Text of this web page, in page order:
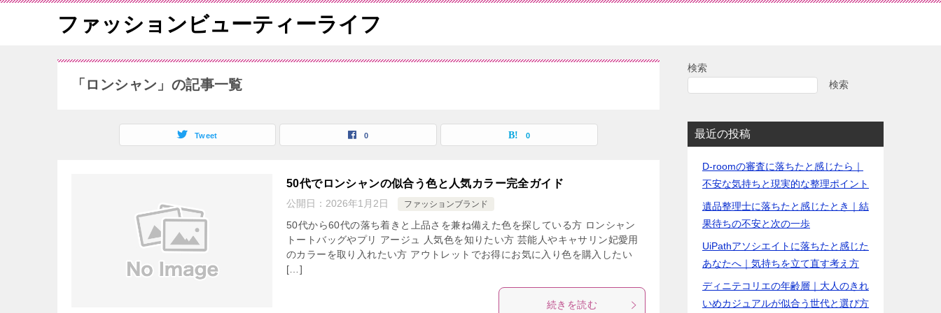
ファッションビューティーライフ
「ロンシャン」の記事一覧
Tweet 0 0
50代でロンシャンの似合う色と人気カラー完全ガイド
公開日： 2026年1月2日 ファッションブランド
50代から60代の落ち着きと上品さを兼ね備えた色を探している方 ロンシャン
トートバッグやプリ アージュ 人気色を知りたい方 芸能人やキャサリン妃愛用
のカラーを取り入れたい方 アウトレットでお得にお気に入り色を購入したい
[…]
続きを読む
検索
検索
最近の投稿
D-roomの審査に落ちたと感じたら｜
不安な気持ちと現実的な整理ポイント
遺品整理士に落ちたと感じたとき｜結
果待ちの不安と次の一歩
UiPathアソシエイトに落ちたと感じた
あなたへ｜気持ちを立て直す考え方
ディニテコリエの年齢層｜大人のきれ
いめカジュアルが似合う世代と選び方